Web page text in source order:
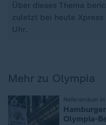
Über dieses Thema
zuletzt bei heute
Uhr.
Mehr zu Olympia
Referendum
Olympia-